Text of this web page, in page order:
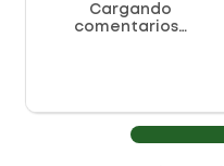
Cargando
comentarios…